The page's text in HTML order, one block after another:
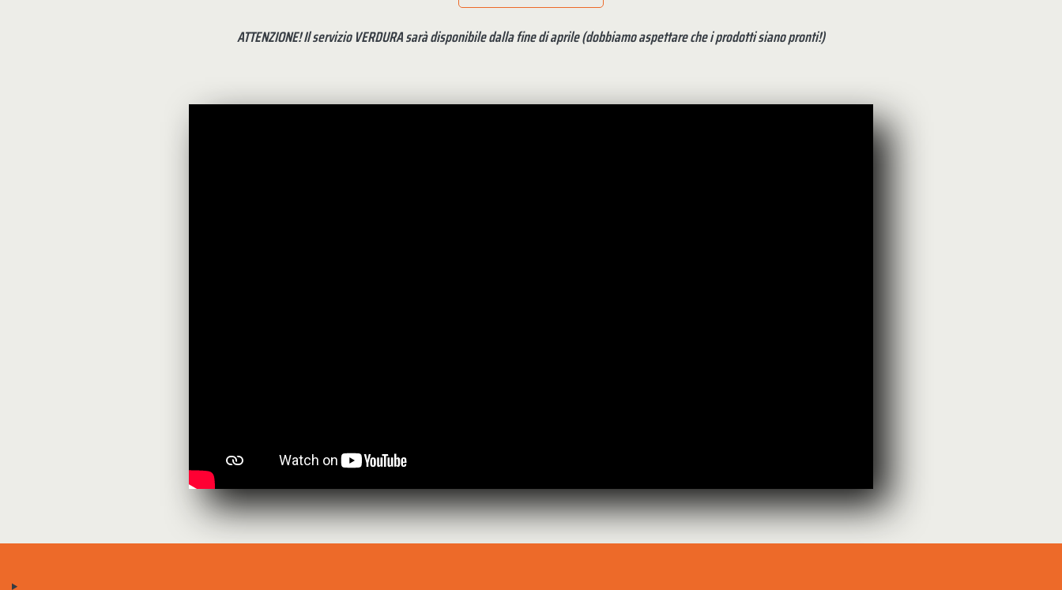
ATTENZIONE! Il servizio VERDURA sarà disponibile dalla fine di aprile (dobbiamo aspettare che i prodotti siano pronti!)